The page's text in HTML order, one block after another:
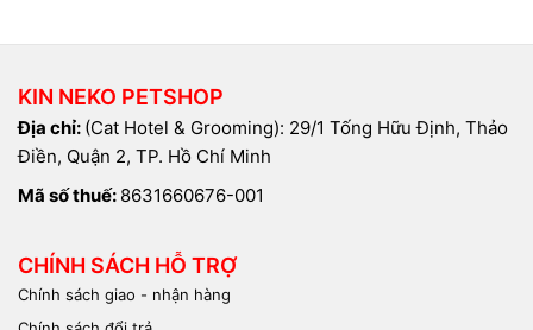
KIN NEKO PETSHOP
Địa chỉ: (Cat Hotel & Grooming): 29/1 Tống Hữu Định, Thảo
Điền, Quận 2, TP. Hồ Chí Minh
Mã số thuế: 8631660676-001
CHÍNH SÁCH HỖ TRỢ
Chính sách giao - nhận hàng